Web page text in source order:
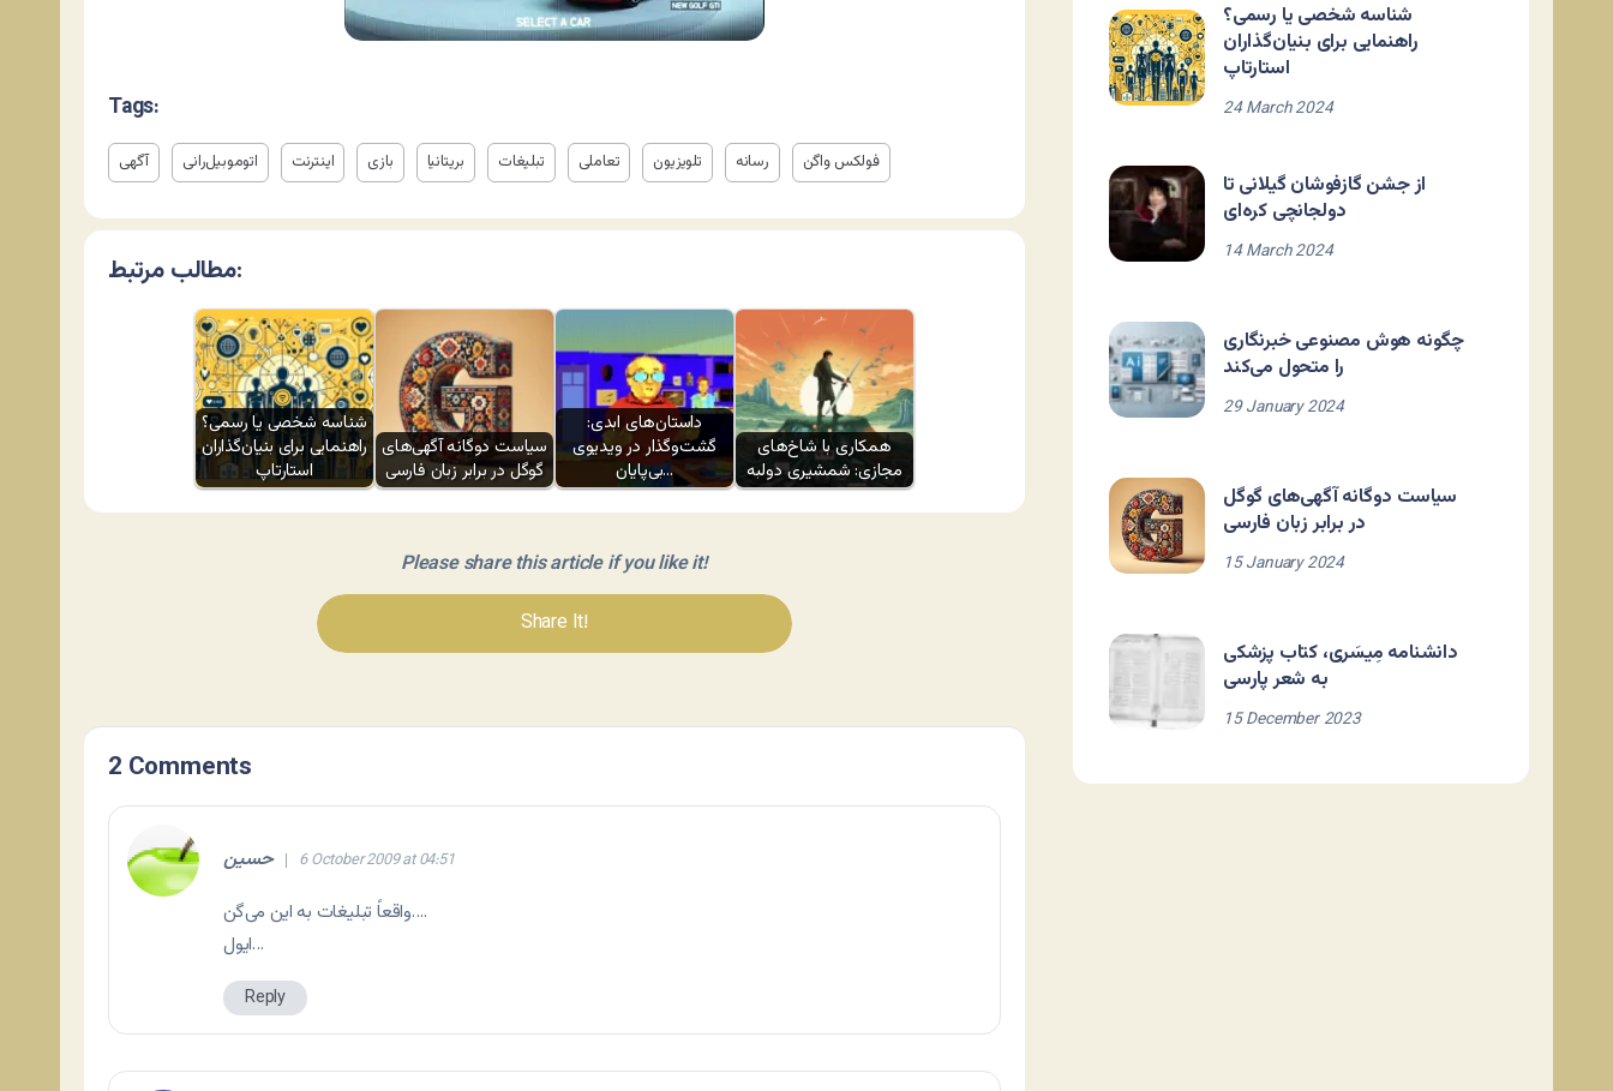
Tags:
آگهی اتوموبیل‌رانی اینترنت بازی بریتانیا تبلیغات تعاملی تلویزیون رسانه فولکس واگن
مطالب مرتبط:
شناسه شخصی یا رسمی؟
راهنمایی برای بنیان‌گذاران
استارتاپ
سیاست دوگانه آگهی‌های
گوگل در برابر زبان فارسی
داستان‌های ابدی:
گشت‌وگذار در ویدیوی
بی‌پایان…
همکاری با شاخ‌های
مجازی: شمشیری دولبه
Please share this article if you like it!
Share It!
2 Comments
حسين 6 October 2009 at 04:51
واقعاً تبلیغات به این می‌گن….
ایول…
Reply
شناسه شخصی یا رسمی؟
راهنمایی برای بنیان‌گذاران
استارتاپ
24 March 2024
از جشن گازفوشان گیلانی تا
دولجانچی کره‌ای
14 March 2024
چگونه هوش مصنوعی خبرنگاری
را متحول می‌کند
29 January 2024
سیاست دوگانه آگهی‌های گوگل
در برابر زبان فارسی
15 January 2024
دانشنامه مِیسَری، کتاب پزشکی
به شعر پارسی
15 December 2023